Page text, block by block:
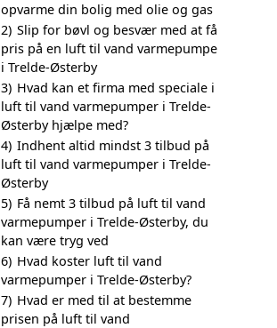
opvarme din bolig med olie og gas
2) Slip for bøvl og besvær med at få
pris på en luft til vand varmepumpe
i Trelde-Østerby
3) Hvad kan et firma med speciale i
luft til vand varmepumper i Trelde-
Østerby hjælpe med?
4) Indhent altid mindst 3 tilbud på
luft til vand varmepumper i Trelde-
Østerby
5) Få nemt 3 tilbud på luft til vand
varmepumper i Trelde-Østerby, du
kan være tryg ved
6) Hvad koster luft til vand
varmepumper i Trelde-Østerby?
7) Hvad er med til at bestemme
prisen på luft til vand